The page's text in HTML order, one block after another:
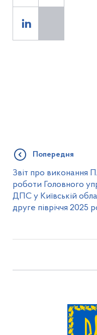
Попередня
Звіт про виконання
роботи Головного
ДПС у Київській
друге півріччя 2025